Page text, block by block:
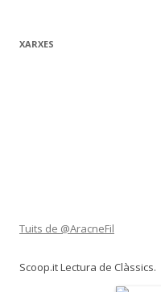
XARXES
Tuits de @AracneFil
Scoop.it Lectura de Clàssics.